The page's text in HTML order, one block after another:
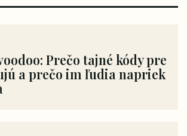
Prečo tajné kódy pre
a prečo im ľudia napriek